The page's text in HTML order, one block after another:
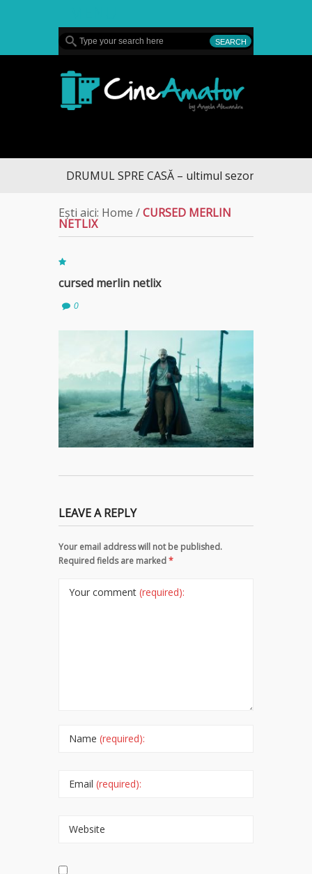
DRUMUL SPRE CASĂ – ultimul sezon te aduce la
Ești aici: Home /CURSED MERLIN
NETLIX
cursed merlin netlix
0
LEAVE A REPLY
Your email address will not be published.
Required fields are marked*
Your comment (required):
Name (required):
Email (required):
Website